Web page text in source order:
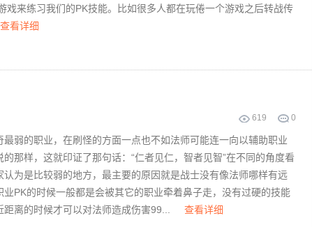
戏来练习我们的PK技能。比如很多人都在玩倦一个游戏之后转战传
查看详细
619 0
的职业，在刷怪的方面一点也不如法师可能连一向以辅助职业
那样，这就印证了那句话：“仁者见仁，智者见智”在不同的角度看
是比较弱的地方，最主要的原因就是战士没有像法师哪样有远
PK的时候一般都是会被其它的职业牵着鼻子走，没有过硬的技能
的时候才可以对法师造成伤害99...
查看详细